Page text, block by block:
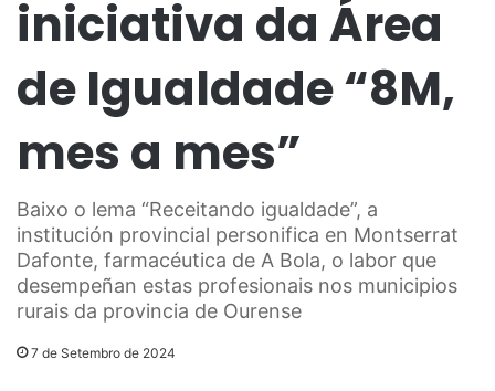
iniciativa da Área
de Igualdade “8M,
mes a mes”
Baixo o lema “Receitando igualdade”, a
institución provincial personifica en Montserrat
Dafonte, farmacéutica de A Bola, o labor que
desempeñan estas profesionais nos municipios
rurais da provincia de Ourense
7 de Setembro de 2024